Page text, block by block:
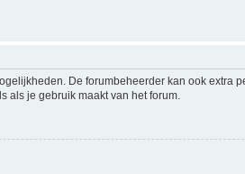
De forumbeheerder kan ook extra
als je gebruik maakt van het forum.